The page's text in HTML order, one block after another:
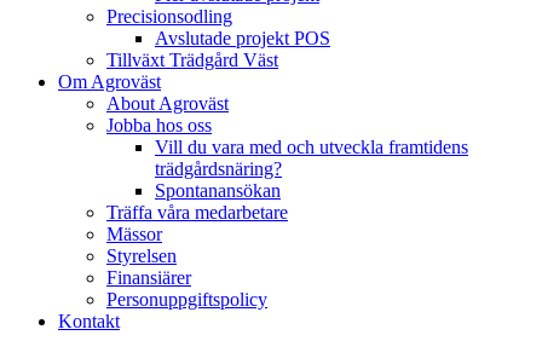
Precisionsodling
Avslutade projekt POS
Tillväxt Trädgård Väst
Om Agroväst
About Agroväst
Jobba hos oss
Vill du vara med och utveckla framtidens
trädgårdsnäring?
Spontanansökan
Träffa våra medarbetare
Mässor
Styrelsen
Finansiärer
Personuppgiftspolicy
Kontakt